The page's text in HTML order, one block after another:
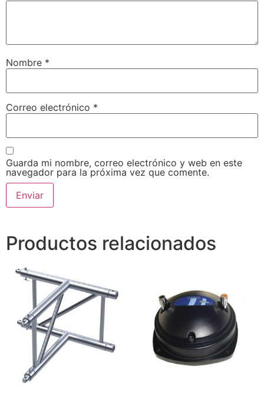
Nombre *
Correo electrónico *
Guarda mi nombre, correo electrónico y web en este
navegador para la próxima vez que comente.
Productos relacionados